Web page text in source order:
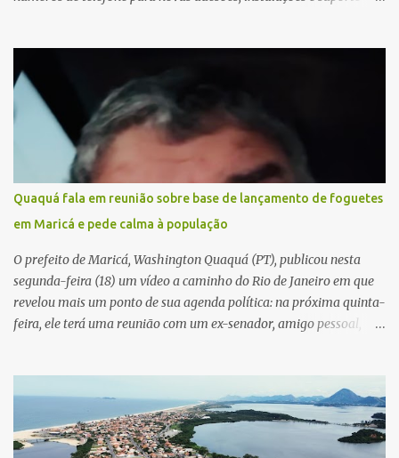
Quaquá fala em reunião sobre base de lançamento de foguetes
em Maricá e pede calma à população
O prefeito de Maricá, Washington Quaquá (PT), publicou nesta
segunda-feira (18) um vídeo a caminho do Rio de Janeiro em que
revelou mais um ponto de sua agenda política: na próxima quinta-
feira, ele terá uma reunião com um ex-senador, amigo pessoal,
atenção pela ousadia do projeto, que colocaria Maricá em um
novo patamar de visibilidade tecnológica e estratégica. Segundo
Quaquá, a conversa será o início de um debate maior sobre a
viabilidade dessa estrutura na cidade. Durante o vídeo, o prefeito